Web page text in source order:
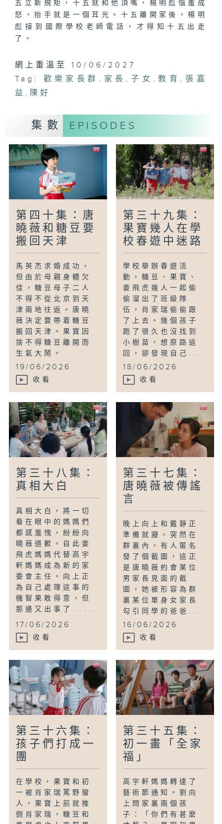
五立新規矩，十五就和他頂嘴，楊明彪惱羞成
怒，抬手就是一個耳光。十五離開家後，楊明
彪接到國際學校老師電話，才得知十五出走
了。
網上重溫至 10/06/2027
Tag:
歡樂家長群 , 家長 , 子女 , 教育 , 張嘉
益 , 陳好
集數 EPISODES
第四十集：唐
曉薇和糖豆要
搬回天津
馬英杰求婚成功，
但由於母親身體欠
佳，糖豆母子二人
不得不從北京到天
津兩地往返。唐曉
薇決定要帶着糖豆
搬回天津。果寶因
捨不得糖豆離開而
生氣大鬧。
19/06/2026
收看
第三十九集：
果寶幾人在學
校春遊中迷路
學校舉辦春遊活
動，糖豆、果寶、
姜飛虎幾人一起偷
偷溜出了班級隊
伍，肖家瑞偷偷跟
了上去。幾個孩子
跑了很久也沒找到
小樹苗，想原路返
回，卻發現自己...
18/06/2026
收看
第三十八集：
真相大白
真相大白，將一切
看在眼中的媽媽們
都感羞愧，紛紛向
曉薇道歉。自此姜
飛虎媽媽代替高宇
軒媽媽成為新的家
委會主任。向上正
為自己處理這事的
機智果敢得意，但
那邊又出事了......
17/06/2026
收看
第三十七集：
唐曉薇被傳謠
言
晚上向上和戴靜正
準備就寢，突然在
群裏內，有人匿名
發了個截圖，這正
是唐曉薇約會某位
男家長見面的截
圖，她被形容為群
裏某位單身女家長
勾引同學的爸爸...
16/06/2026
收看
第三十六集：
孩子們打成一
團
在學校，果寶和初
一被肖家瑞罵野蠻
人，果寶上前就推
倒肖家瑞，糖豆和
第三十五集：
初一畫「全家
福」
高宇軒媽媽轉達了
藝術節通知。劉向
上問家裏兩個孩
子：「你們有甚麼